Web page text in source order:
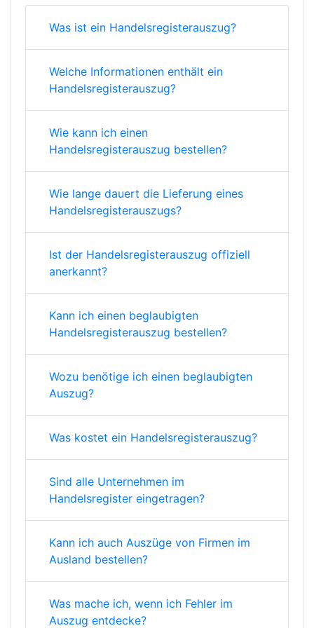
Was ist ein Handelsregisterauszug?
Welche Informationen enthält ein
Handelsregisterauszug?
Wie kann ich einen
Handelsregisterauszug bestellen?
Wie lange dauert die Lieferung eines
Handelsregisterauszugs?
Ist der Handelsregisterauszug offiziell
anerkannt?
Kann ich einen beglaubigten
Handelsregisterauszug bestellen?
Wozu benötige ich einen beglaubigten
Auszug?
Was kostet ein Handelsregisterauszug?
Sind alle Unternehmen im
Handelsregister eingetragen?
Kann ich auch Auszüge von Firmen im
Ausland bestellen?
Was mache ich, wenn ich Fehler im
Auszug entdecke?